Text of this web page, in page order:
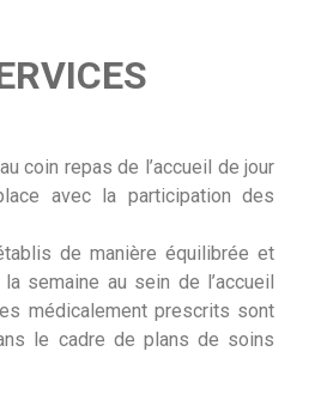
RVICES
coin repas de l’accueil de jour
avec la participation des
de manière équilibrée et
semaine au sein de l’accueil
médicalement prescrits sont
le cadre de plans de soins